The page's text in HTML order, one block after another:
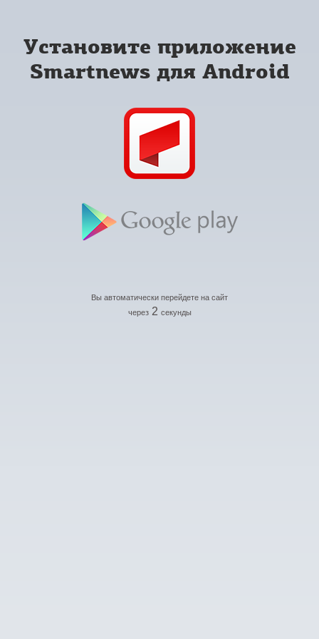
Установите приложение
Smartnews для Android
Вы автоматически перейдете на сайт
через 2 секунды